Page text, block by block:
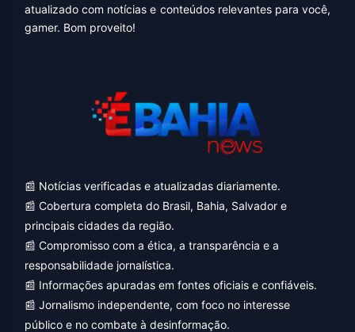
atualizado com notícias e conteúdos relevantes para você,
gamer. Bom proveito!
📰 Notícias verificadas e atualizadas diariamente.
📰 Cobertura completa do Brasil, Bahia, Salvador e
principais cidades da região.
📰 Compromisso com a ética, a transparência e a
responsabilidade jornalística.
📰 Informações apuradas em fontes oficiais e confiáveis.
📰 Jornalismo independente, com foco no interesse
público e no combate à desinformação.